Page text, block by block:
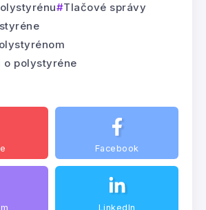
Tlačové správy
o polystyréne
Facebook
LinkedIn